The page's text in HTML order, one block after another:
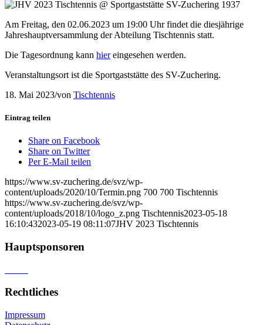
Am Freitag, den 02.06.2023 um 19:00 Uhr findet die diesjährige
Jahreshauptversammlung der Abteilung Tischtennis statt.
Die Tagesordnung kann hiereingesehen werden.
Veranstaltungsort ist die Sportgaststätte des SV-Zuchering.
18. Mai 2023/von Tischtennis
Eintrag teilen
Share on Facebook
Share on Twitter
Per E-Mail teilen
https://www.sv-zuchering.de/svz/wp-
content/uploads/2020/10/Termin.png 700 700 Tischtennis
https://www.sv-zuchering.de/svz/wp-
content/uploads/2018/10/logo_z.png Tischtennis2023-05-18
16:10:432023-05-19 08:11:07JHV 2023 Tischtennis
Hauptsponsoren
Rechtliches
Impressum